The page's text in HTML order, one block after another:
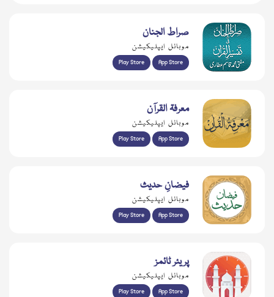
صراط الجنان
موبائل ایپلیکیشن
Play Store App Store
معرفۃ القرآن
موبائل ایپلیکیشن
Play Store App Store
فیضانِ حدیث
موبائل ایپلیکیشن
Play Store App Store
پریئر ٹائمز
موبائل ایپلیکیشن
Play Store App Store